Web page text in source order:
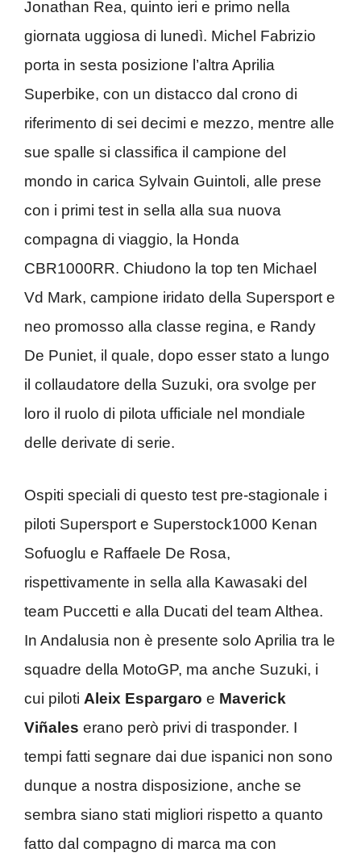
Jonathan Rea, quinto ieri e primo nella
giornata uggiosa di lunedì. Michel Fabrizio
porta in sesta posizione l’altra Aprilia
Superbike, con un distacco dal crono di
riferimento di sei decimi e mezzo, mentre alle
sue spalle si classifica il campione del
mondo in carica Sylvain Guintoli, alle prese
con i primi test in sella alla sua nuova
compagna di viaggio, la Honda
CBR1000RR. Chiudono la top ten Michael
Vd Mark, campione iridato della Supersport e
neo promosso alla classe regina, e Randy
De Puniet, il quale, dopo esser stato a lungo
il collaudatore della Suzuki, ora svolge per
loro il ruolo di pilota ufficiale nel mondiale
delle derivate di serie.
Ospiti speciali di questo test pre-stagionale i
piloti Supersport e Superstock1000 Kenan
Sofuoglu e Raffaele De Rosa,
rispettivamente in sella alla Kawasaki del
team Puccetti e alla Ducati del team Althea.
In Andalusia non è presente solo Aprilia tra le
squadre della MotoGP, ma anche Suzuki, i
cui piloti Aleix Espargaro e Maverick
Viñales erano però privi di trasponder. I
tempi fatti segnare dai due ispanici non sono
dunque a nostra disposizione, anche se
sembra siano stati migliori rispetto a quanto
fatto dal compagno di marca ma con